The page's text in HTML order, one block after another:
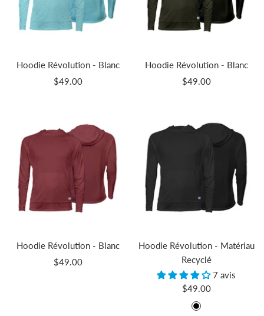
Hoodie Révolution - Blanc
Prix
$49.00
Hoodie Révolution - Blanc
Prix
$49.00
Hoodie Révolution - Blanc
Prix
$49.00
Hoodie Révolution - Matériau
Recyclé
7 avis
Prix
$49.00
Black